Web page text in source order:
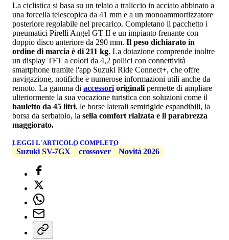
La ciclistica si basa su un telaio a traliccio in acciaio abbinato a
una forcella telescopica da 41 mm e a un monoammortizzatore
posteriore regolabile nel precarico. Completano il pacchetto i
pneumatici Pirelli Angel GT II e un impianto frenante con
doppio disco anteriore da 290 mm. Il peso dichiarato in
ordine di marcia è di 211 kg. La dotazione comprende inoltre
un display TFT a colori da 4,2 pollici con connettività
smartphone tramite l'app Suzuki Ride Connect+, che offre
navigazione, notifiche e numerose informazioni utili anche da
remoto. La gamma di accessori originali permette di ampliare
ulteriormente la sua vocazione turistica con soluzioni come il
bauletto da 45 litri, le borse laterali semirigide espandibili, la
borsa da serbatoio, la sella comfort rialzata e il parabrezza
maggiorato.
LEGGI L'ARTICOLO COMPLETO
Suzuki SV-7GX crossover Novità 2026